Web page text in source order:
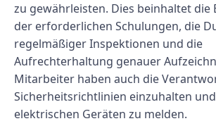
zu gewährleisten. Dies beinhaltet die
der erforderlichen Schulungen, die
regelmäßiger Inspektionen und die
Aufrechterhaltung genauer
Mitarbeiter haben auch die
Sicherheitsrichtlinien einzuhalten
elektrischen Geräten zu melden.